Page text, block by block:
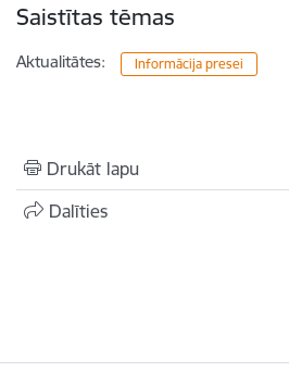
Saistītas tēmas
Aktualitātes: Informācija presei
Drukāt lapu
Dalīties